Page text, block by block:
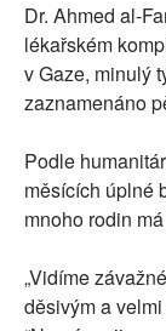
Dr. Ahmed al-
lékařském
v Gaze, minulý
zaznamenáno
Podle
měsících úplné
mnoho rodin
„Vidíme
děsivým a